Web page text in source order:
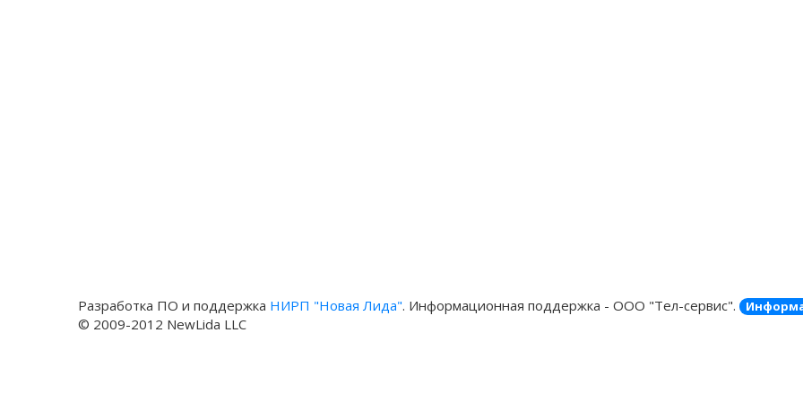
Разработка ПО и поддержка НИРП "Новая Лида". Информационная поддержка - ООО "Тел-сервис".
© 2009-2012 NewLida LLC